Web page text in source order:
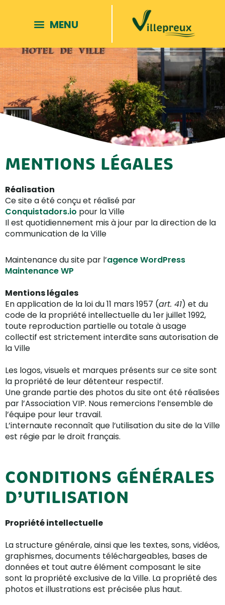
MENTIONS LÉGALES
Réalisation
Ce site a été conçu et réalisé par
Conquistadors.io pour la Ville
Il est quotidiennement mis à jour par la direction de la
communication de la Ville
Maintenance du site par l’agence WordPress
Maintenance WP
Mentions légales
En application de la loi du 11 mars 1957 (art. 41) et du
code de la propriété intellectuelle du 1er juillet 1992,
toute reproduction partielle ou totale à usage
collectif est strictement interdite sans autorisation de
la Ville
Les logos, visuels et marques présents sur ce site sont
la propriété de leur détenteur respectif.
Une grande partie des photos du site ont été réalisées
par l’Association VIP. Nous remercions l’ensemble de
l’équipe pour leur travail.
L’internaute reconnaît que l’utilisation du site de la Ville
est régie par le droit français.
CONDITIONS GÉNÉRALES
D’UTILISATION
Propriété intellectuelle
La structure générale, ainsi que les textes, sons, vidéos,
graphismes, documents téléchargeables, bases de
données et tout autre élément composant le site
sont la propriété exclusive de la Ville. La propriété des
photos et illustrations est précisée plus haut.